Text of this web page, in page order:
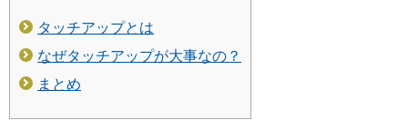
タッチアップとは
なぜタッチアップが大事なの？
まとめ